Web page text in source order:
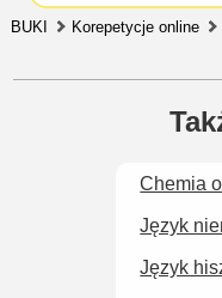
BUKI Korepetycje online
Chemia
Język
Język